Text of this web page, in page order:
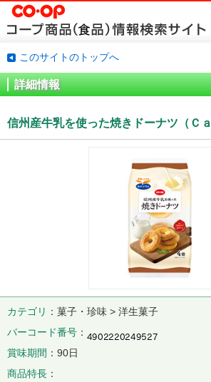
このサイトのトップへ
詳細情報
信州産牛乳を使った焼きドーナツ（Ｃ
カテゴリ
菓子・珍味 > 洋生菓子
バーコード番号
賞味期間
90日
商品特長